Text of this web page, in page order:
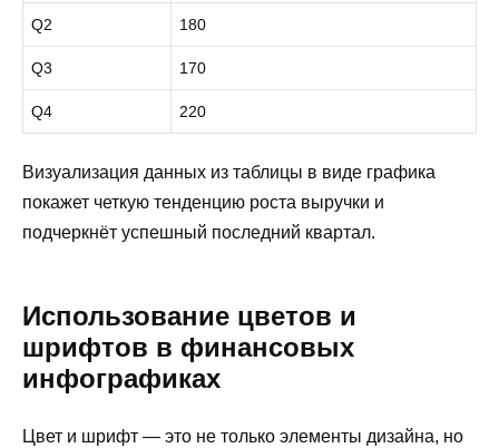
Q2 180
Q3 170
Q4 220
Визуализация данных из таблицы в виде графика
покажет четкую тенденцию роста выручки и
подчеркнёт успешный последний квартал.
Использование цветов и
шрифтов в финансовых
инфографиках
Цвет и шрифт — это не только элементы дизайна, но